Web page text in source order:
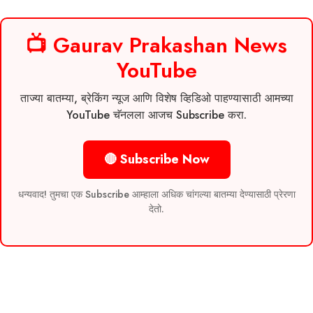
📺 Gaurav Prakashan News
YouTube
ताज्या बातम्या, ब्रेकिंग न्यूज आणि विशेष व्हिडिओ पाहण्यासाठी आमच्या
YouTube चॅनलला आजच Subscribe करा.
🔴 Subscribe Now
धन्यवाद! तुमचा एक Subscribe आम्हाला अधिक चांगल्या बातम्या देण्यासाठी प्रेरणा
देतो.